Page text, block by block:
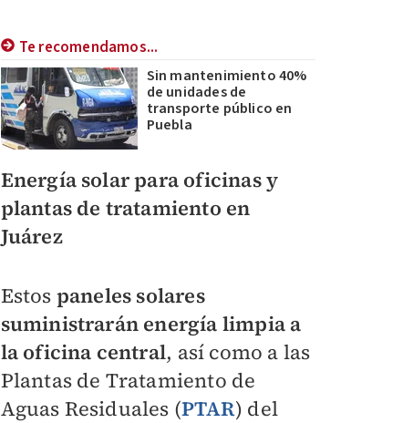
Te recomendamos...
Sin mantenimiento 40%
de unidades de
transporte público en
Puebla
Energía solar para oficinas y
plantas de tratamiento en
Juárez
Estos paneles solares
suministrarán energía limpia a
la oficina central, así como a las
Plantas de Tratamiento de
Aguas Residuales (PTAR) del